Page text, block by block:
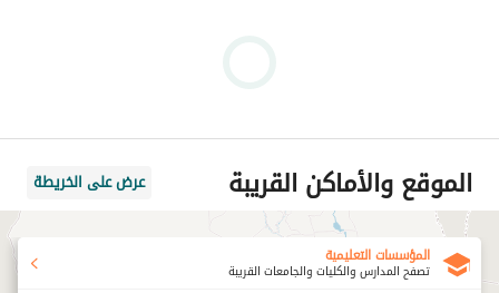
الموقع والأماكن القريبة عرض على الخريطة
المؤسسات التعليمية
تصفح المدارس والكليات والجامعات القريبة